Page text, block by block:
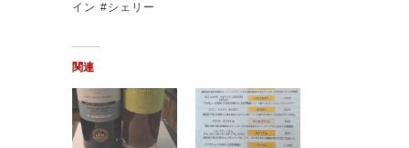
イン #シェリー
関連